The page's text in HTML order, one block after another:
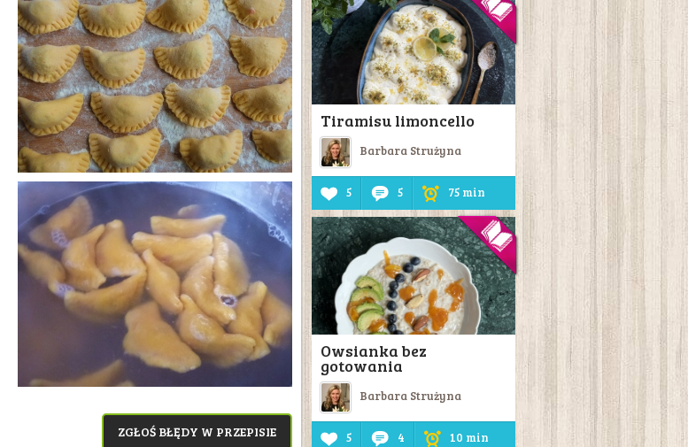
ZGŁOŚ BŁĘDY W PRZEPISIE
Tiramisu limoncello
Barbara Strużyna
5 5 75 min
Owsianka bez
gotowania
Barbara Strużyna
5 4 10 min